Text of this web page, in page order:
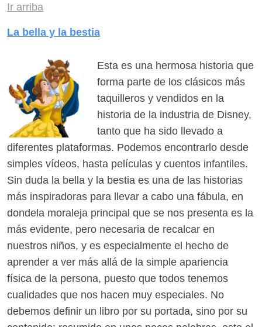
Ir arriba
La bella y la bestia
Esta es una hermosa historia que
forma parte de los clásicos más
taquilleros y vendidos en la
historia de la industria de Disney,
tanto que ha sido llevado a
diferentes plataformas. Podemos encontrarlo desde
simples vídeos, hasta películas y cuentos infantiles.
Sin duda la bella y la bestia es una de las historias
más inspiradoras para llevar a cabo una fábula, en
dondela moraleja principal que se nos presenta es la
más evidente, pero necesaria de recalcar en
nuestros niños, y es especialmente el hecho de
aprender a ver más allá de la simple apariencia
física de la persona, puesto que todos tenemos
cualidades que nos hacen muy especiales. No
debemos definir un libro por su portada, sino por su